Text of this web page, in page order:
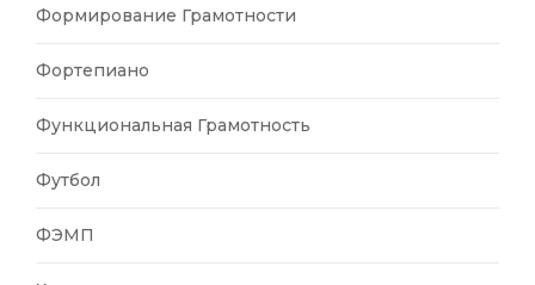
Формирование Грамотности
Фортепиано
Функциональная Грамотность
Футбол
ФЭМП